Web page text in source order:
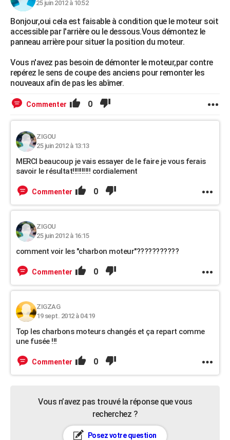
25 juin 2012 à 10:52
Bonjour,oui cela est faisable à condition que le moteur soit
accessible par l'arrière ou le dessous.Vous démontez le
panneau arrière pour situer la position du moteur.
Vous n'avez pas besoin de démonter le moteur,par contre
repérez le sens de coupe des anciens pour remonter les
nouveaux afin de pas les abîmer.
Commenter 0
ZIGOU
25 juin 2012 à 13:13
MERCI beaucoup je vais essayer de le faire je vous ferais
savoir le résultat!!!!!!!!!! cordialement
Commenter 0
ZIGOU
25 juin 2012 à 16:15
comment voir les "charbon moteur"???????????
Commenter 0
ZIGZAG
19 sept. 2012 à 04:19
Top les charbons moteurs changés et ça repart comme
une fusée !!!
Commenter 0
Vous n’avez pas trouvé la réponse que vous
recherchez ?
Posez votre question